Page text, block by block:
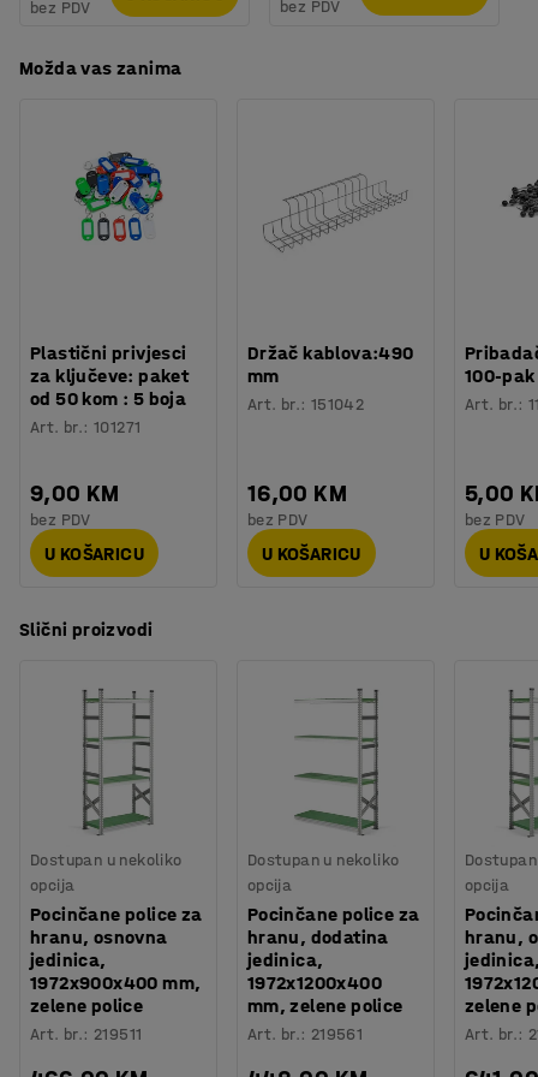
bez PDV bez PDV
Možda vas zanima
Plastični privjesci
za ključeve: paket
od 50 kom : 5 boja
Art. br.:101271
9,00 KM
bez PDV
U KOŠARICU
Držač kablova:490
mm
Art. br.: 151042
16,00 KM
bez PDV
U KOŠARICU
100-pak
Art. br.:
5,00
bez PDV
U
Slični proizvodi
Dostupan u nekoliko
opcija
Pocinčane police za
hranu, osnovna
jedinica,
1972x900x400 mm,
zelene police
Art. br.: 219511
Dostupan u nekoliko
opcija
Pocinčane police za
hranu, dodatina
jedinica,
1972x1200x400
mm, zelene police
Art. br.: 219561
opcija
hranu,
zelene
Art. br.: